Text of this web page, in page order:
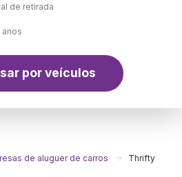
de retirada
anos
por veículos
de aluguer de carros Thrifty